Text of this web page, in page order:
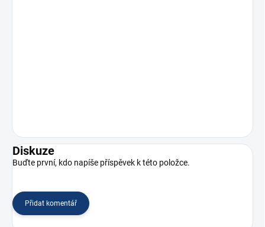
Diskuze
Buďte první, kdo napíše příspěvek k této položce.
Přidat komentář